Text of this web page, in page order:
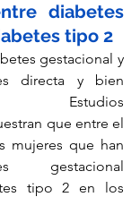
diabetes
tipo 2
gestacional y
directa y bien
Estudios
que entre el
mujeres que han
gestacional
tipo 2 en los